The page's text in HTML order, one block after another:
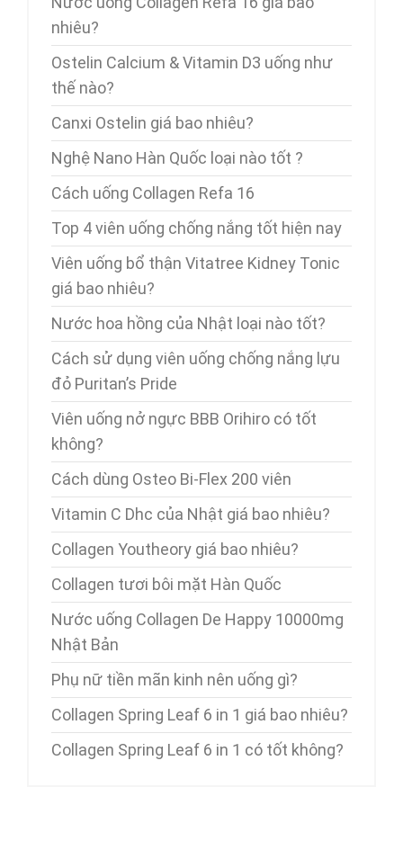
nhiêu?
Ostelin Calcium & Vitamin D3 uống như
thế nào?
Canxi Ostelin giá bao nhiêu?
Nghệ Nano Hàn Quốc loại nào tốt ?
Cách uống Collagen Refa 16
Top 4 viên uống chống nắng tốt hiện nay
Viên uống bổ thận Vitatree Kidney Tonic
giá bao nhiêu?
Nước hoa hồng của Nhật loại nào tốt?
Cách sử dụng viên uống chống nắng lựu
đỏ Puritan’s Pride
Viên uống nở ngực BBB Orihiro có tốt
không?
Cách dùng Osteo Bi-Flex 200 viên
Vitamin C Dhc của Nhật giá bao nhiêu?
Collagen Youtheory giá bao nhiêu?
Collagen tươi bôi mặt Hàn Quốc
Nước uống Collagen De Happy 10000mg
Nhật Bản
Phụ nữ tiền mãn kinh nên uống gì?
Collagen Spring Leaf 6 in 1 giá bao nhiêu?
Collagen Spring Leaf 6 in 1 có tốt không?